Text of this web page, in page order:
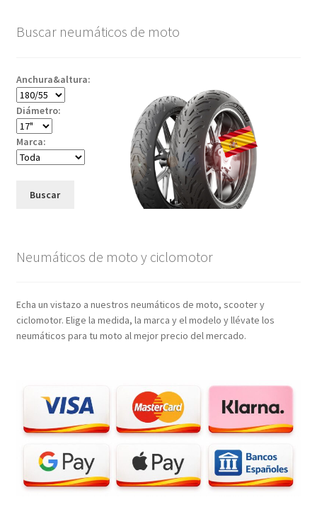
Buscar neumáticos de moto
Anchura&altura:
Diámetro:
Marca:
Buscar
Neumáticos de moto y ciclomotor
Echa un vistazo a nuestros neumáticos de moto, scooter y
ciclomotor. Elige la medida, la marca y el modelo y llévate los
neumáticos para tu moto al mejor precio del mercado.